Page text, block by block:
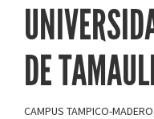
DE
CAMPUS TAMPICO-